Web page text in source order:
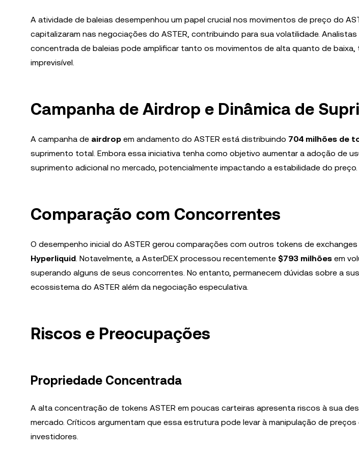
A atividade de baleias desempenhou um papel crucial nos movimentos de preço do
capitalizaram nas negociações do ASTER, contribuindo para sua volatilidade.
concentrada de baleias pode amplificar tanto os movimentos de alta quanto de
imprevisível.
Campanha de Airdrop e Dinâmica de
A campanha de airdrop em andamento do ASTER está distribuindo 704 milhões de
suprimento total. Embora essa iniciativa tenha como objetivo aumentar a adoção de
suprimento adicional no mercado, potencialmente impactando a estabilidade do preço.
Comparação com Concorrentes
O desempenho inicial do ASTER gerou comparações com outros tokens de
Hyperliquid. Notavelmente, a AsterDEX processou recentemente $793 milhões em
superando alguns de seus concorrentes. No entanto, permanecem dúvidas sobre a
ecossistema do ASTER além da negociação especulativa.
Riscos e Preocupações
Propriedade Concentrada
A alta concentração de tokens ASTER em poucas carteiras apresenta riscos à sua
mercado. Críticos argumentam que essa estrutura pode levar à manipulação de
investidores.